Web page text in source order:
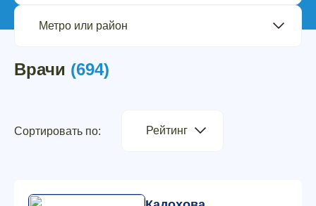
Врачи (694)
Сортировать по: Рейтинг